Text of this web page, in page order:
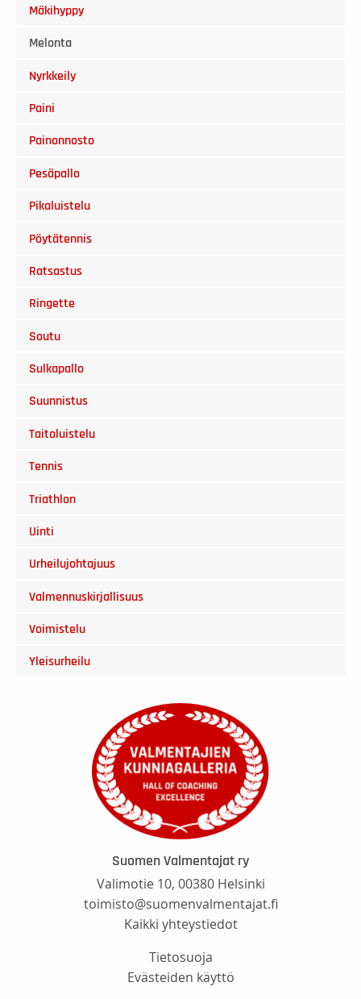
Mäkihyppy
Melonta
Nyrkkeily
Paini
Painonnosto
Pesäpallo
Pikaluistelu
Pöytätennis
Ratsastus
Ringette
Soutu
Sulkapallo
Suunnistus
Taitoluistelu
Tennis
Triathlon
Uinti
Urheilujohtajuus
Valmennuskirjallisuus
Voimistelu
Yleisurheilu
Suomen Valmentajat ry
Valimotie 10, 00380 Helsinki
toimisto@suomenvalmentajat.fi
Kaikki yhteystiedot
Tietosuoja
Evästeiden käyttö